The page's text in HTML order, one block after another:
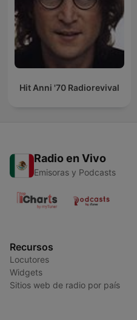
Hit Anni '70 Radiorevival
Radio en Vivo
Emisoras y Podcasts
Recursos
Locutores
Widgets
Sitios web de radio por país